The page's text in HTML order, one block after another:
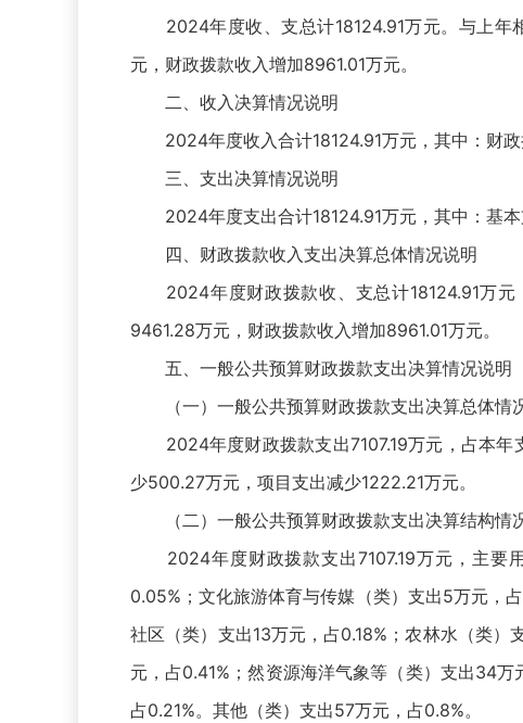
2024年度收、支总计18124.91万元。与上年
元，财政拨款收入增加8961.01万元。
二、收入决算情况说明
2024年度收入合计18124.91万元，其中：财政
三、支出决算情况说明
2024年度支出合计18124.91万元，其中：基本
四、财政拨款收入支出决算总体情况说明
2024年度财政拨款收、支总计18124.91万元
9461.28万元，财政拨款收入增加8961.01万元。
五、一般公共预算财政拨款支出决算情况说明
（一）一般公共预算财政拨款支出决算总体情
2024年度财政拨款支出7107.19万元，占本年
少500.27万元，项目支出减少1222.21万元。
（二）一般公共预算财政拨款支出决算结构情
2024年度财政拨款支出7107.19万元，主要用
0.05%；文化旅游体育与传媒（类）支出5万元，
社区（类）支出13万元，占0.18%；农林水（类
元，占0.41%；然资源海洋气象等（类）支出34
占0.21%。其他（类）支出57万元，占0.8%。